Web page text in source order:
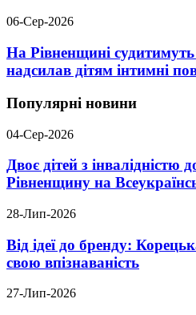
06-Сер-2026
На Рівненщині
надсилав дітям інтимні
Популярні новини
04-Сер-2026
Двоє дітей з інвалідністю
Рівненщину на
28-Лип-2026
Від ідеї до бренду:
свою впізнаваність
27-Лип-2026